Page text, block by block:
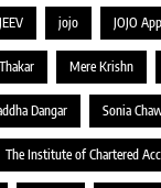
JEEV jojo JOJO App
Mere Krishn
Dangar Sonia
The Institute of Chartered